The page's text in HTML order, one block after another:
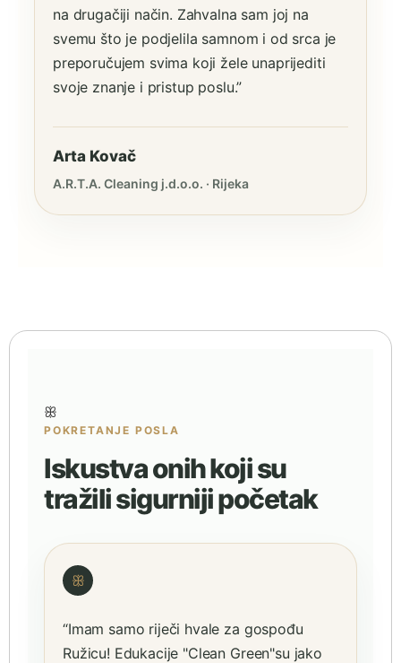
na drugačiji način. Zahvalna sam joj na
svemu što je podjelila samnom i od srca je
preporučujem svima koji žele unaprijediti
svoje znanje i pristup poslu.”
Arta Kovač
A.R.T.A. Cleaning j.d.o.o. · Rijeka
ꕥ
POKRETANJE POSLA
Iskustva onih koji su
tražili sigurniji početak
ꕥ
“Imam samo riječi hvale za gospođu
Ružicu! Edukacije "Clean Green"su jako